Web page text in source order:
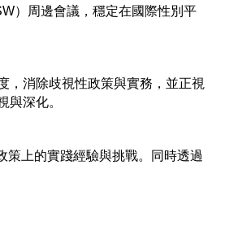
）周邊會議，穩定在國際性別平
，消除歧視性政策與實務，並正視
深化。
策上的實踐經驗與挑戰。同時透過